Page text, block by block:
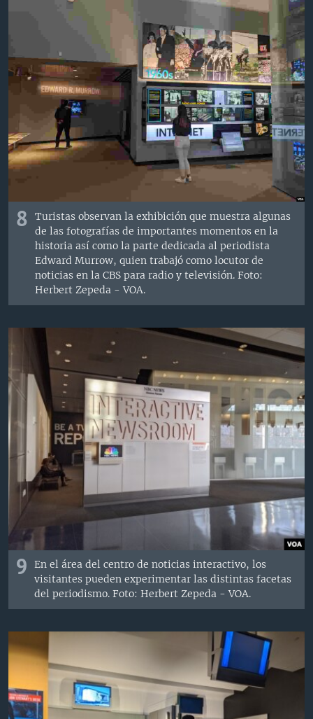
8
Turistas observan la exhibición que muestra algunas
de las fotografías de importantes momentos en la
historia así como la parte dedicada al periodista
Edward Murrow, quien trabajó como locutor de
noticias en la CBS para radio y televisión. Foto:
Herbert Zepeda - VOA.
9
En el área del centro de noticias interactivo, los
visitantes pueden experimentar las distintas facetas
del periodismo. Foto: Herbert Zepeda - VOA.